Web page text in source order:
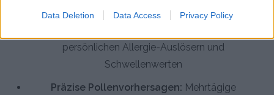
Data Deletion Data Access Privacy Policy
Personalisierte Warnmeldungen:Individuelle
persönlichen Allergie-Auslösern und
Schwellenwerten
Präzise Pollenvorhersagen: Mehrtägige